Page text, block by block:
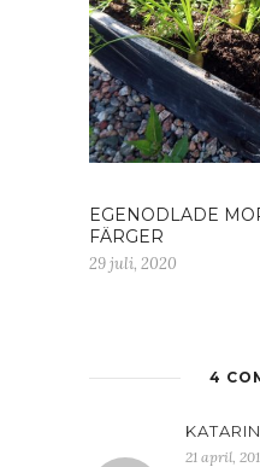
EGENODLADE
FÄRGER
29 juli, 2020
4
21 april,